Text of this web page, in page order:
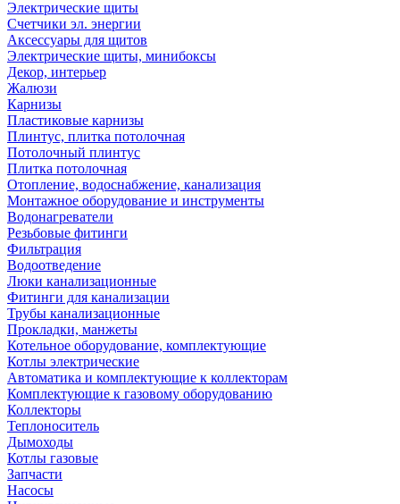
Электрические щиты
Счетчики эл. энергии
Аксессуары для щитов
Электрические щиты, минибоксы
Декор, интерьер
Жалюзи
Карнизы
Пластиковые карнизы
Плинтус, плитка потолочная
Потолочный плинтус
Плитка потолочная
Отопление, водоснабжение, канализация
Монтажное оборудование и инструменты
Водонагреватели
Резьбовые фитинги
Фильтрация
Водоотведение
Люки канализационные
Фитинги для канализации
Трубы канализационные
Прокладки, манжеты
Котельное оборудование, комплектующие
Котлы электрические
Автоматика и комплектующие к коллекторам
Комплектующие к газовому оборудованию
Коллекторы
Теплоноситель
Дымоходы
Котлы газовые
Запчасти
Насосы